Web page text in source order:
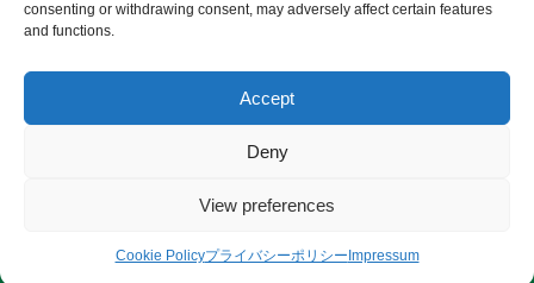
consenting or withdrawing consent, may adversely affect certain features
and functions.
Accept
Deny
View preferences
Cookie Policyプライバシーポリシー Impressum
免責事項
© 2023 になメモ.